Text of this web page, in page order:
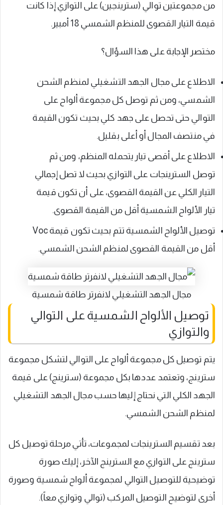
من مجموعتين توالي (سترينجين) على التوازي إذا كانت
قيمة التيار القصوى للمنظم الشمسي 18 أمبير.
مختصر الإجابة على هذا السؤال؟
الاطلاع على مجال الجهد التشغيلي لمنظم الشحن
الشمسي، ومن ثم توصل كل مجموعة ألواح على
التوالي حتى تحصل على جهد كلي بحيث تكون القيمة
في منتصف المجال أو أعلى بقليل.
الاطلاع على أقصى تيار يتحمله المنظم، ومن ثم
توصل السترينجات على التوازي بحيث لا تصل إجمالي
التيار الكلي عن القيمة القصوى، على أن تكون قيمة
تيار الألواح الشمسية أقل من القيمة القصوى.
توصيل الألواح الشمسية تتم بحيث تكون قيمة Voc
أقل من القيمة القصوى لمنظم الشحن الشمسي.
مجال الجهد التشغيلي لانفرتر طاقة شمسية
توصيل الألواح الشمسية على التوالي
والتوازي
يتم توصيل كل مجموعة ألواح على التوالي لتشكل مجموعة
سترينج، وتعتمد عددها بكل مجموعة (سترينج) على قيمة
الجهد الكلي التي نحتاج إليها حسب مجال الجهد التشغيلي
لمنظم الشحن الشمسي.
بعد تقسيم السترينجات لمجموعات، تأتي مرحلة توصيل كل
سترينج على التوازي مع السترينج الآخر، إليك صورة
توضيحية للتوصيل التوالي لمجموعة ألواح شمسية وصورة
أخرى لتوضيح التوصيل المركب (توالي وتوازي معاً).